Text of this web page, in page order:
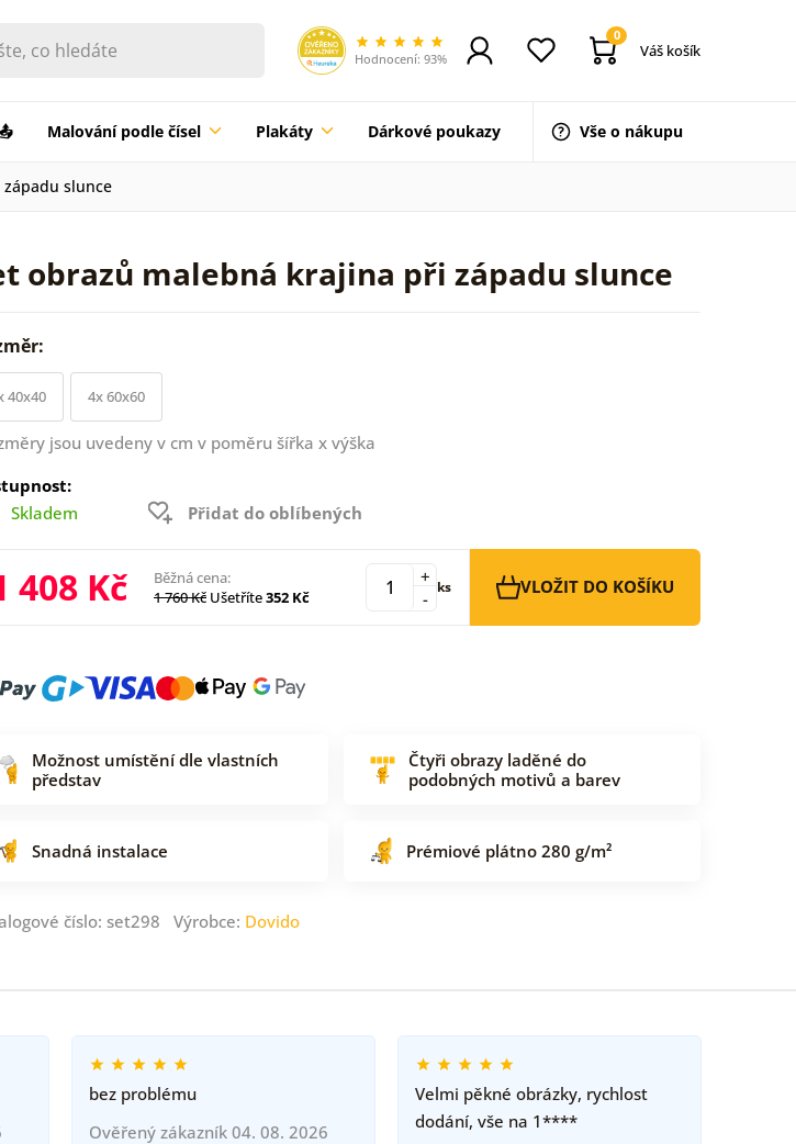
Hodnocení: 93%
0
Váš košík
Malování podle čísel Plakáty Dárkové poukazy Vše o nákupu
slunce
obrazů malebná krajina při západu slunce
40x40 4x 60x60
jsou uvedeny v cm v poměru šířka x výška
Skladem
Přidat do oblíbených
408 Kč
Běžná cena:
1 760 Kč Ušetříte352 Kč -
+ ks VLOŽIT DO KOŠÍKU
Možnost umístění dle vlastních
představ
Čtyři obrazy laděné do
podobných motivů a barev
Snadná instalace Prémiové plátno 280 g/m²
číslo: set298 Výrobce: Dovido
bez problému
Ověřený zákazník 04. 08. 2026
Velmi pěkné obrázky, rychlost
dodání, vše na 1****